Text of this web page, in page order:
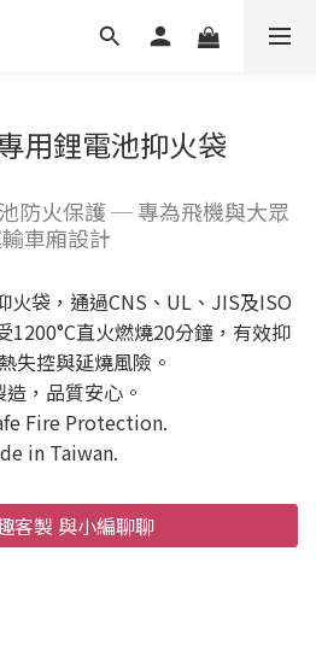
用鋰電池抑火袋
防火保護 ─ 專為飛機與大眾
車廂設計
火袋，通過CNS、UL、JIS及ISO
1200°C直火燃燒20分鐘，有效抑
失控與延燒風險。
造，品質安心。
Fire Protection.
in Taiwan.
客製 與小編聊聊